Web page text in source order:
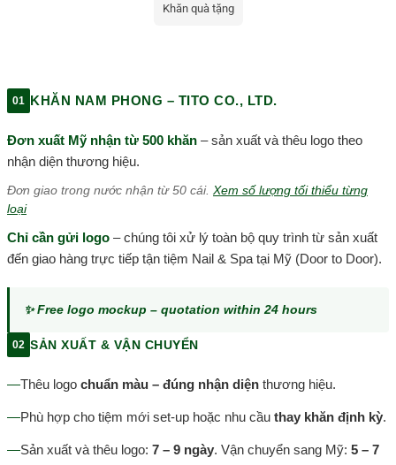
Khăn quà tặng
01 KHĂN NAM PHONG – TITO CO., LTD.
Đơn xuất Mỹ nhận từ 500 khăn – sản xuất và thêu logo theo
nhận diện thương hiệu.
Đơn giao trong nước nhận từ 50 cái. Xem số lượng tối thiểu từng
loại
Chỉ cần gửi logo – chúng tôi xử lý toàn bộ quy trình từ sản xuất
đến giao hàng trực tiếp tận tiệm Nail & Spa tại Mỹ (Door to Door).
✨ Free logo mockup – quotation within 24 hours
02 SẢN XUẤT & VẬN CHUYỂN
—Thêu logo chuẩn màu – đúng nhận diện thương hiệu.
—Phù hợp cho tiệm mới set-up hoặc nhu cầu thay khăn định kỳ.
—Sản xuất và thêu logo: 7 – 9 ngày. Vận chuyển sang Mỹ: 5 – 7